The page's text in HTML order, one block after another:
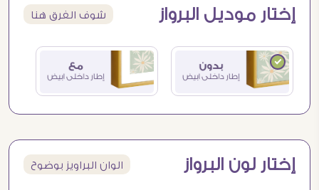
إختار موديل البرواز شوف الفرق هنا
إختار لون البرواز الوان البراويز بوضوح